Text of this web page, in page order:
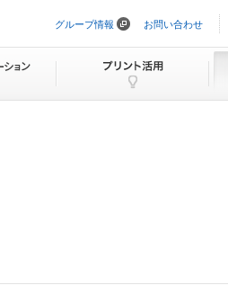
ビ
ョ
グループ情報 お問い合わせ